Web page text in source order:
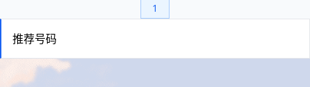
1
推荐号码